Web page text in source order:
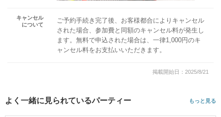
キャンセル
について
ご予約手続き完了後、お客様都合によりキャンセル
された場合、参加費と同額のキャンセル料が発生し
ます。無料で申込された場合は、一律1,000円のキ
ャンセル料をお支払いいただきます。
掲載開始日：2025/8/21
よく一緒に見られているパーティー もっと見る